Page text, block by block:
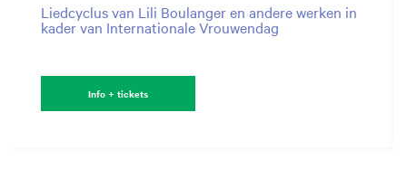
Liedcyclus van Lili Boulanger en andere werken in
kader van Internationale Vrouwendag
Info + tickets